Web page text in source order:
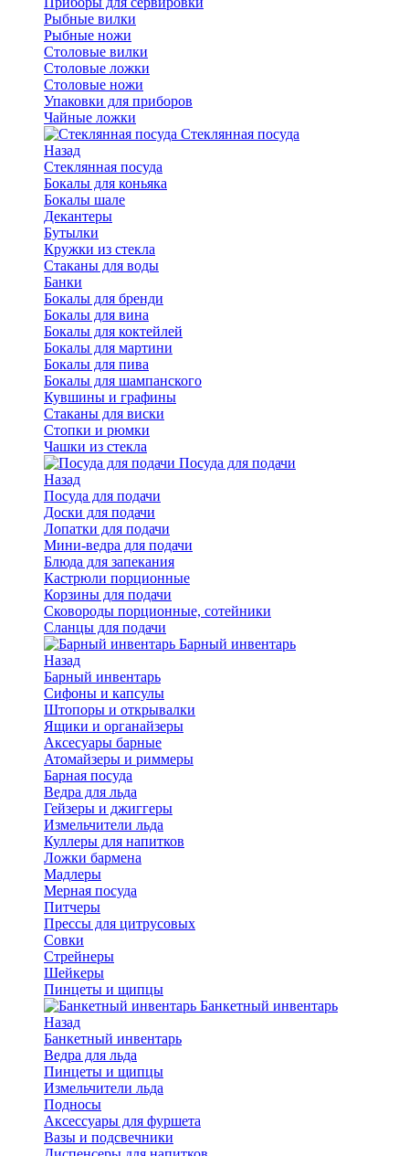
Рыбные вилки
Рыбные ножи
Столовые вилки
Столовые ложки
Столовые ножи
Упаковки для приборов
Чайные ложки
Стеклянная посуда
Назад
Стеклянная посуда
Бокалы для коньяка
Бокалы шале
Декантеры
Бутылки
Кружки из стекла
Стаканы для воды
Банки
Бокалы для бренди
Бокалы для вина
Бокалы для коктейлей
Бокалы для мартини
Бокалы для пива
Бокалы для шампанского
Кувшины и графины
Стаканы для виски
Стопки и рюмки
Чашки из стекла
Посуда для подачи
Назад
Посуда для подачи
Доски для подачи
Лопатки для подачи
Мини-ведра для подачи
Блюда для запекания
Кастрюли порционные
Корзины для подачи
Сковороды порционные, сотейники
Сланцы для подачи
Барный инвентарь
Назад
Барный инвентарь
Сифоны и капсулы
Штопоры и открывалки
Ящики и органайзеры
Аксесуары барные
Атомайзеры и риммеры
Барная посуда
Ведра для льда
Гейзеры и джиггеры
Измельчители льда
Куллеры для напитков
Ложки бармена
Мадлеры
Мерная посуда
Питчеры
Прессы для цитрусовых
Совки
Стрейнеры
Шейкеры
Пинцеты и щипцы
Банкетный инвентарь
Назад
Банкетный инвентарь
Ведра для льда
Пинцеты и щипцы
Измельчители льда
Подносы
Аксессуары для фуршета
Вазы и подсвечники